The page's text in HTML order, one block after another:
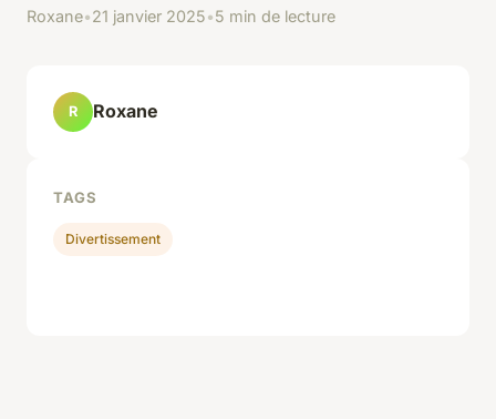
Roxane•21 janvier 2025•5 min de lecture
R Roxane
TAGS
Divertissement